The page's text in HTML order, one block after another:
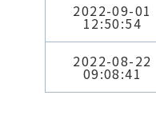
2022-09-01
12:50:54
2022-08-22
09:08:41